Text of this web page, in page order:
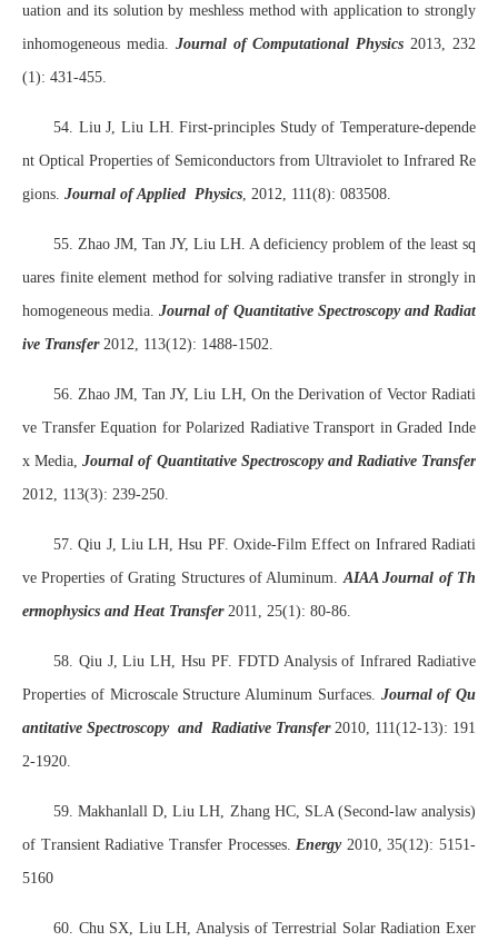
uation and its solution by meshless method with application to strongly
inhomogeneous media. Journal of Computational Physics 2013, 232
(1): 431-455.
54. Liu J, Liu LH. First-principles Study of Temperature-depende
nt Optical Properties of Semiconductors from Ultraviolet to Infrared Re
gions. Journal of Applied Physics , 2012, 111(8): 083508.
55. Zhao JM, Tan JY, Liu LH. A deficiency problem of the least sq
uares finite element method for solving radiative transfer in strongly in
homogeneous media. Journal of Quantitative Spectroscopy and Radiat
ive Transfer2012, 113(12): 1488-1502.
56. Zhao JM, Tan JY, Liu LH, On the Derivation of Vector Radiati
ve Transfer Equation for Polarized Radiative Transport in Graded Inde
x Media,Journal of Quantitative Spectroscopy and Radiative Transfer
2012, 113(3): 239-250.
57. Qiu J, Liu LH, Hsu PF. Oxide-Film Effect on Infrared Radiati
ve Properties of Grating Structures of Aluminum. AIAA Journal of Th
ermophysics and Heat Transfer2011, 25(1): 80-86.
58. Qiu J, Liu LH, Hsu PF. FDTD Analysis of Infrared Radiative
Properties of Microscale Structure Aluminum Surfaces. Journal of Qu
antitative Spectroscopy and Radiative Transfer2010, 111(12-13): 191
2-1920.
59. Makhanlall D, Liu LH, Zhang HC, SLA (Second-law analysis)
of Transient Radiative Transfer Processes. Energy2010, 35(12): 5151-
5160
60. Chu SX, Liu LH, Analysis of Terrestrial Solar Radiation Exer